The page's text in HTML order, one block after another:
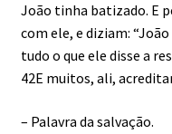
João tinha batizado. E
com ele, e diziam:
tudo o que ele disse a
42E muitos, ali,
– Palavra da salvação.